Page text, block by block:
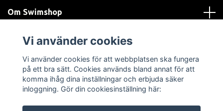
Om Swimshop
Kundtjänst
Sociala medier
Vi använder cookies
Vi använder cookies för att webbplatsen ska fungera
på ett bra sätt. Cookies används bland annat för att
komma ihåg dina inställningar och erbjuda säker
inloggning. Gör din cookiesinställning här: